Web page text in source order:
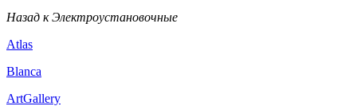
Назад к Электроустановочные
Atlas
Blanca
ArtGallery